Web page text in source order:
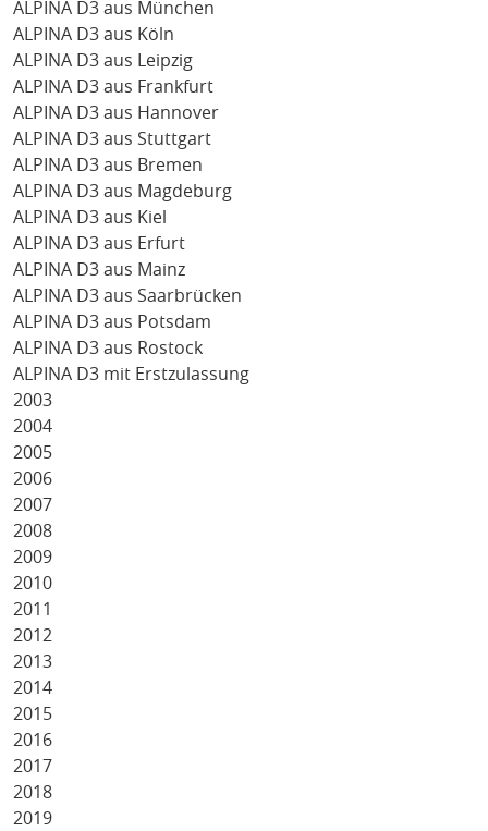
ALPINA D3 aus München
ALPINA D3 aus Köln
ALPINA D3 aus Leipzig
ALPINA D3 aus Frankfurt
ALPINA D3 aus Hannover
ALPINA D3 aus Stuttgart
ALPINA D3 aus Bremen
ALPINA D3 aus Magdeburg
ALPINA D3 aus Kiel
ALPINA D3 aus Erfurt
ALPINA D3 aus Mainz
ALPINA D3 aus Saarbrücken
ALPINA D3 aus Potsdam
ALPINA D3 aus Rostock
ALPINA D3 mit Erstzulassung
2003
2004
2005
2006
2007
2008
2009
2010
2011
2012
2013
2014
2015
2016
2017
2018
2019